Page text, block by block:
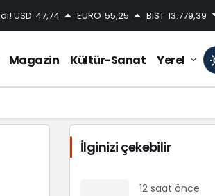
USD 47,74 EURO 55,25 BIST 13.779,39
Magazin Kültür-Sanat Yerel
Gündüz modunu seçin.
İlginizi çekebilir
12 saat önce